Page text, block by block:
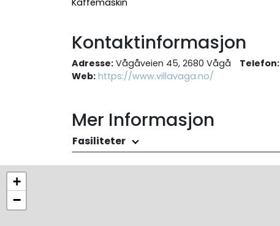
Kontaktinformasjon
Adresse: Vågåveien 45, 2680 Vågå Telefon:
Web: https://www.villavaga.no/
Mer Informasjon
Fasiliteter
+
−